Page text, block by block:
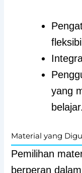
yang
belajar.
Material yang
Pemilihan
berperan